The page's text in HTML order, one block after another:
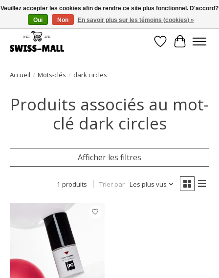
Livraison gratuite dès CHF 250 – livrée avec soin et fiabilité
Liste dePanier
Accueil / Mots-clés / dark circles
Produits associés au mot-
clé dark circles
Afficher les filtres
1 produits Trier par Les plus vus
Veuillez accepter les cookies afin de rendre ce site plus fonctionnel. D'accord?
Oui
Non En savoir plus sur les témoins (cookies) »